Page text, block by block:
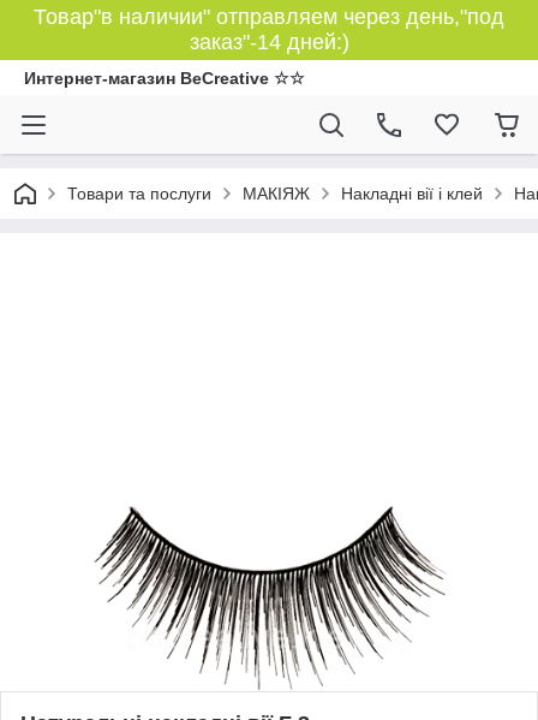
Товар"в наличии" отправляем через день,"под
заказ"-14 дней:)
Интернет-магазин BeCreative ☆☆
Товари та послуги МАКІЯЖ Накладні вії і клей